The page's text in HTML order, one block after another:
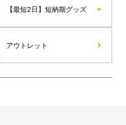
【最短2日】短納期グッズ
アウトレット